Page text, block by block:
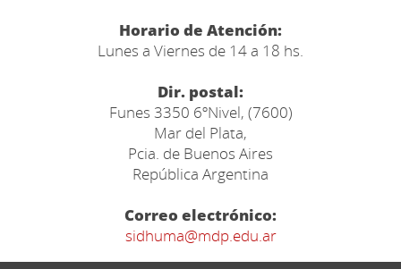
Horario de Atención:
Lunes a Viernes de 14 a 18 hs.
Dir. postal:
Funes 3350 6ºNivel, (7600)
Mar del Plata,
Pcia. de Buenos Aires
República Argentina
Correo electrónico:
sidhuma@mdp.edu.ar